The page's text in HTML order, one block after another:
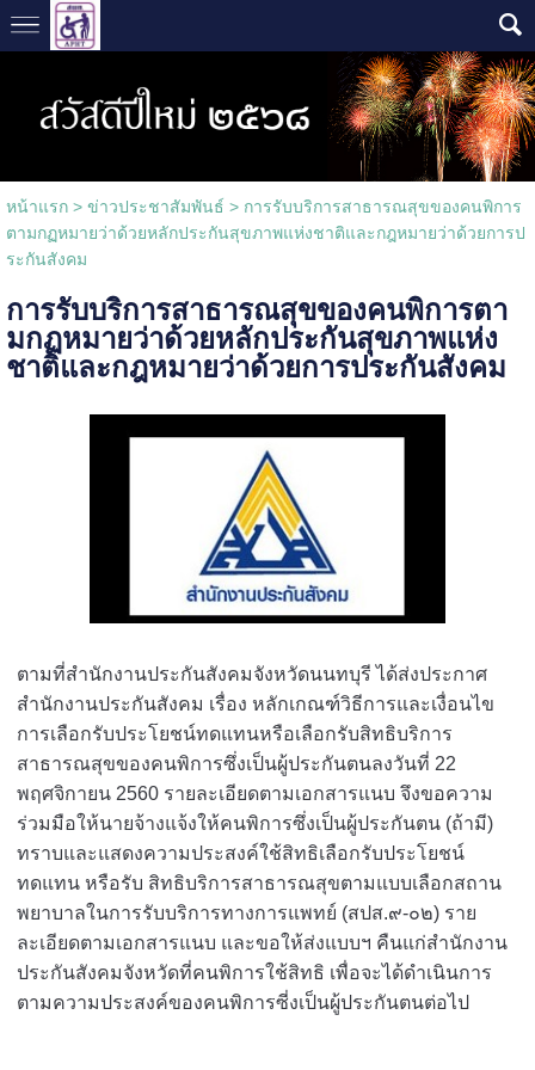
หน้าแรก> ข่าวประชาสัมพันธ์ > การรับบริการสาธารณสุขของคนพิการ
ตามกฏหมายว่าด้วยหลักประกันสุขภาพแห่งชาติและกฎหมายว่าด้วยการป
ระกันสังคม
การรับบริการสาธารณสุขของคนพิการตา
มกฏหมายว่าด้วยหลักประกันสุขภาพแห่ง
ชาติและกฎหมายว่าด้วยการประกันสังคม
ตามที่สำนักงานประกันสังคมจังหวัดนนทบุรี ได้ส่งประกาศ
สำนักงานประกันสังคม เรื่อง หลักเกณฑ์วิธีการและเงื่อนไข
การเลือกรับประโยชน์ทดแทนหรือเลือกรับสิทธิบริการ
สาธารณสุขของคนพิการซึ่งเป็นผู้ประกันตนลงวันที่ 22
พฤศจิกายน 2560 รายละเอียดตามเอกสารแนบ จึงขอความ
ร่วมมือให้นายจ้างแจ้งให้คนพิการซึ่งเป็นผู้ประกันตน (ถ้ามี)
ทราบและแสดงความประสงค์ใช้สิทธิเลือกรับประโยชน์
ทดแทน หรือรับ สิทธิบริการสาธารณสุขตามแบบเลือกสถาน
พยาบาลในการรับบริการทางการแพทย์ (สปส.๙-๐๒) ราย
ละเอียดตามเอกสารแนบ และขอให้ส่งแบบฯ คืนแก่สำนักงาน
ประกันสังคมจังหวัดที่คนพิการใช้สิทธิ เพื่อจะได้ดำเนินการ
ตามความประสงค์ของคนพิการซี่งเป็นผู้ประกันตนต่อไป